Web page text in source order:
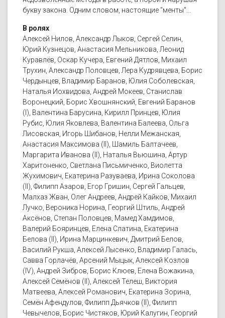
букву закона. Одним словом, настоящие "менты"...
В ролях
Алексей Нилов, Александр Лыков, Сергей Селин,
Юрий Кузнецов, Анастасия Мельникова, Леонид
Куравлёв, Оскар Кучера, Евгений Дятлов, Михаил
Трухин, Александр Половцев, Лера Кудрявцева, Борис
Чердынцев, Владимир Баранов, Юлия Соболевская,
Наталья Иохвидова, Андрей Мокеев, Станислав
Воронецкий, Борис Хвошнянский, Евгений Баранов
(I), Валентина Барусина, Кирилл Принцев, Юлия
Рубис, Юлия Яковлева, Валентина Балеева, Ольга
Лисовская, Игорь Шибанов, Нелли Межанская,
Анастасия Максимова (II), Шамиль Балтачеев,
Маргарита Иванова (II), Наталья Вьюшина, Артур
Харитоненко, Светлана Письмиченко, Виолетта
Жухимович, Екатерина Разуваева, Ирина Соколова
(II), Филипп Азаров, Егор Гришин, Сергей Гальцев,
Малхаз Жван, Олег Андреев, Андрей Кайков, Михаил
Лучко, Вероника Норина, Георгий Штиль, Андрей
Аксёнов, Степан Половцев, Мамед Хамдимов,
Валерий Бояринцев, Елена Слатина, Екатерина
Белова (II), Ирина Марцинкевич, Дмитрий Белов,
Василий Рукша, Алексей Лысенко, Владимир Галась,
Савва Горлачёв, Арсений Мыцык, Алексей Козлов
(IV), Андрей Зибров, Борис Клюев, Елена Вожакина,
Алексей Семёнов (II), Алексей Телеш, Виктория
Матвеева, Алексей Романович, Екатерина Зорина,
Семён Афендулов, Филипп Дьячков (II), Филипп
Чевычелов, Борис Чистяков, Юрий Калугин, Георгий